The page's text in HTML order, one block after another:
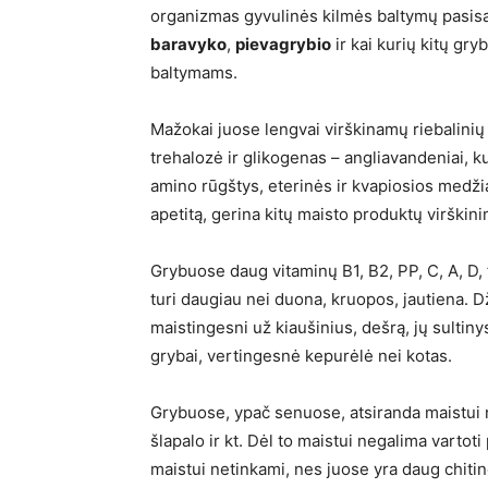
organizmas gyvulinės kilmės baltymų
baravyko, pievagrybio ir kai kurių kitų
baltymams.
Mažokai juose lengvai virškinamų
trehalozė ir glikogenas – angliavandeniai,
amino rūgštys, eterinės ir kvapiosios
apetitą, gerina kitų maisto produktų
Grybuose daug vitaminų B1, B2, PP, C, A,
turi daugiau nei duona, kruopos, jautiena.
maistingesni už kiaušinius, dešrą, jų
grybai, vertingesnė kepurėlė nei kotas.
Grybuose, ypač senuose, atsiranda
šlapalo ir kt. Dėl to maistui negalima
maistui netinkami, nes juose yra daug